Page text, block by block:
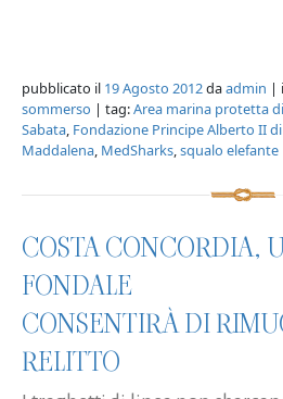
pubblicato il 19 Agosto 2012daadmin |
sommerso | tag:Area marina protetta
Sabata, Fondazione Principe Alberto II
Maddalena, MedSharks,squalo elefante
COSTA CONCORDIA,
FONDALE
CONSENTIRÀ DI
RELITTO